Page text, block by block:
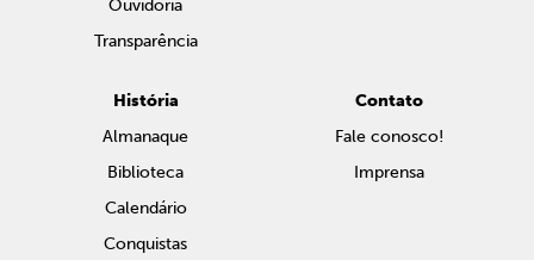
Ouvidoria
Transparência
História
Almanaque
Biblioteca
Calendário
Conquistas
Contato
Fale conosco!
Imprensa